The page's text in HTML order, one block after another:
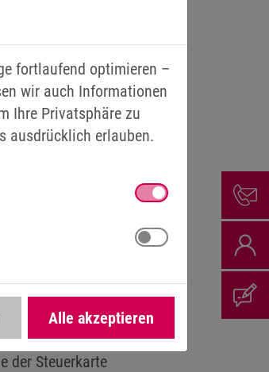
von über einem
synchron und werden
Unit übernimmt
der Lastströme.
die Tatsache, dass für die
Komponenten
Drives und Zubehöre
und spart Zeit, da keine
Auswahl der passenden
sind bei
zwischen einer Einbau-
der Steuerkarte
fortlaufend optimieren –
wir auch Informationen
Ihre Privatsphäre zu
ausdrücklich erlauben.
Alle akzeptieren